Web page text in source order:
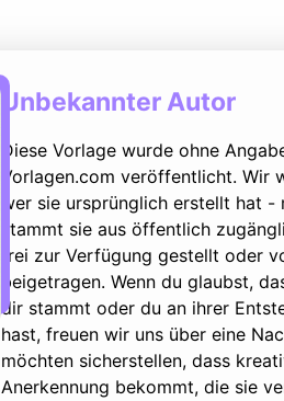
Unbekannter Autor
Diese Vorlage wurde ohne
Vorlagen.com veröffentlicht. Wir
wer sie ursprünglich erstellt hat -
stammt sie aus öffentlich
frei zur Verfügung gestellt oder
beigetragen. Wenn du glaubst,
dir stammt oder du an ihrer
hast, freuen wir uns über eine
möchten sicherstellen, dass
Anerkennung bekommt, die sie